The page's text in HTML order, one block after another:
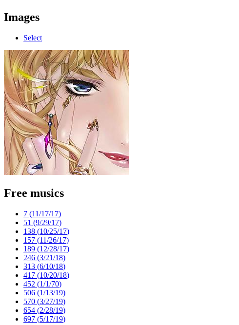
Images
Select
Free musics
7 (11/17/17)
51 (9/29/17)
138 (10/25/17)
157 (11/26/17)
189 (12/28/17)
246 (3/21/18)
313 (6/10/18)
417 (10/20/18)
452 (1/1/70)
506 (1/13/19)
570 (3/27/19)
654 (2/28/19)
697 (5/17/19)